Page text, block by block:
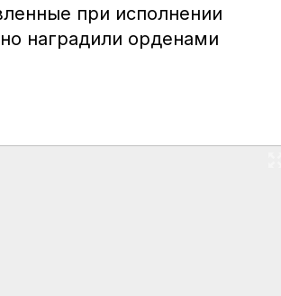
при исполнении
наградили орденами